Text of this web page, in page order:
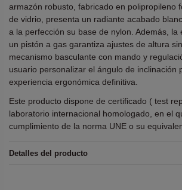
armazón robusto, fabricado en polipropileno
de vidrio, presenta un radiante acabado
a la perfección su base de nylon. Además, la
un pistón a gas garantiza ajustes de altura
mecanismo basculante con mando y
usuario personalizar el ángulo de inclinación
experiencia ergonómica definitiva.
Este producto dispone de certificado ( test
laboratorio internacional homologado, en el
cumplimiento de la norma UNE o su
Detalles del producto